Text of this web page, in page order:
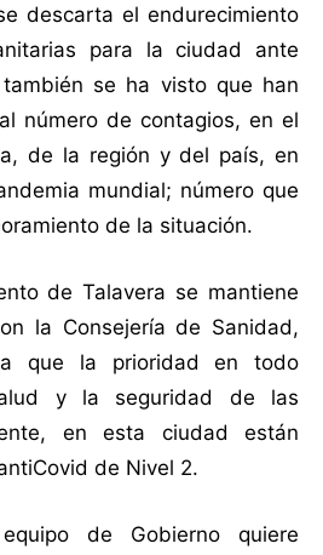
descarta el endurecimiento
para la ciudad ante
se ha visto que han
número de contagios, en el
de la región y del país, en
mundial; número que
de la situación.
de Talavera se mantiene
la Consejería de Sanidad,
que la prioridad en todo
y la seguridad de las
en esta ciudad están
de Nivel 2.
de Gobierno quiere